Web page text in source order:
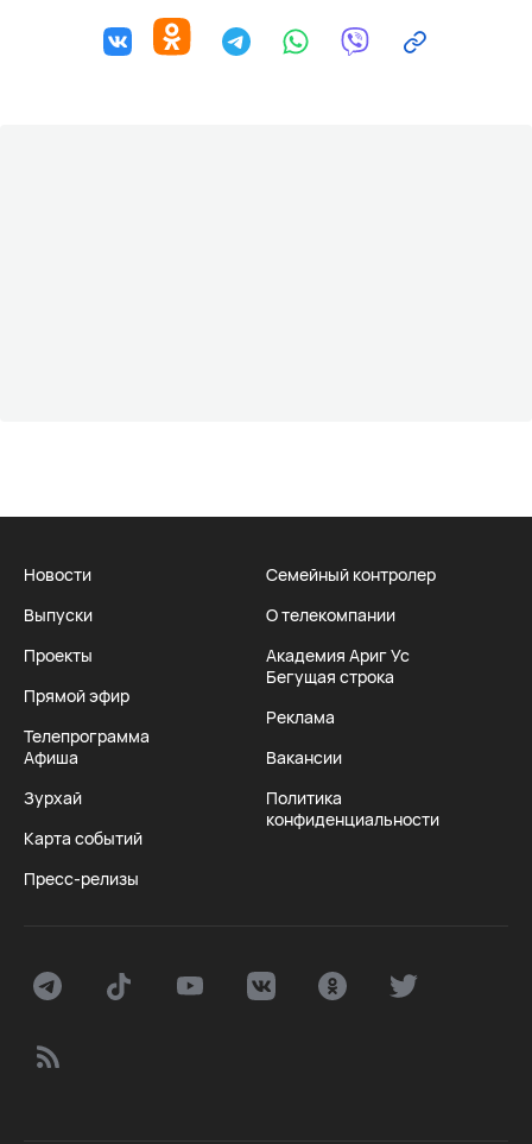
Новости
Выпуски
Проекты
Прямой эфир
Телепрограмма
Афиша
Зурхай
Карта событий
Пресс-релизы
Семейный контролер
О телекомпании
Академия Ариг Ус
Бегущая строка
Реклама
Вакансии
Политика
конфиденциальности